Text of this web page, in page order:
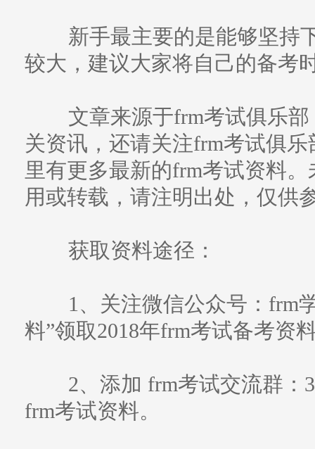
新手最主要的是能够坚持
较大，建议大家将自己的备考
文章来源于frm考试俱乐部
关资讯，还请关注frm考试俱乐
里有更多最新的frm考试资料
用或转载，请注明出处，仅供
获取资料途径：
1、关注微信公众号：frm
料”领取2018年frm考试备考资
2、添加 frm考试交流群：
frm考试资料。